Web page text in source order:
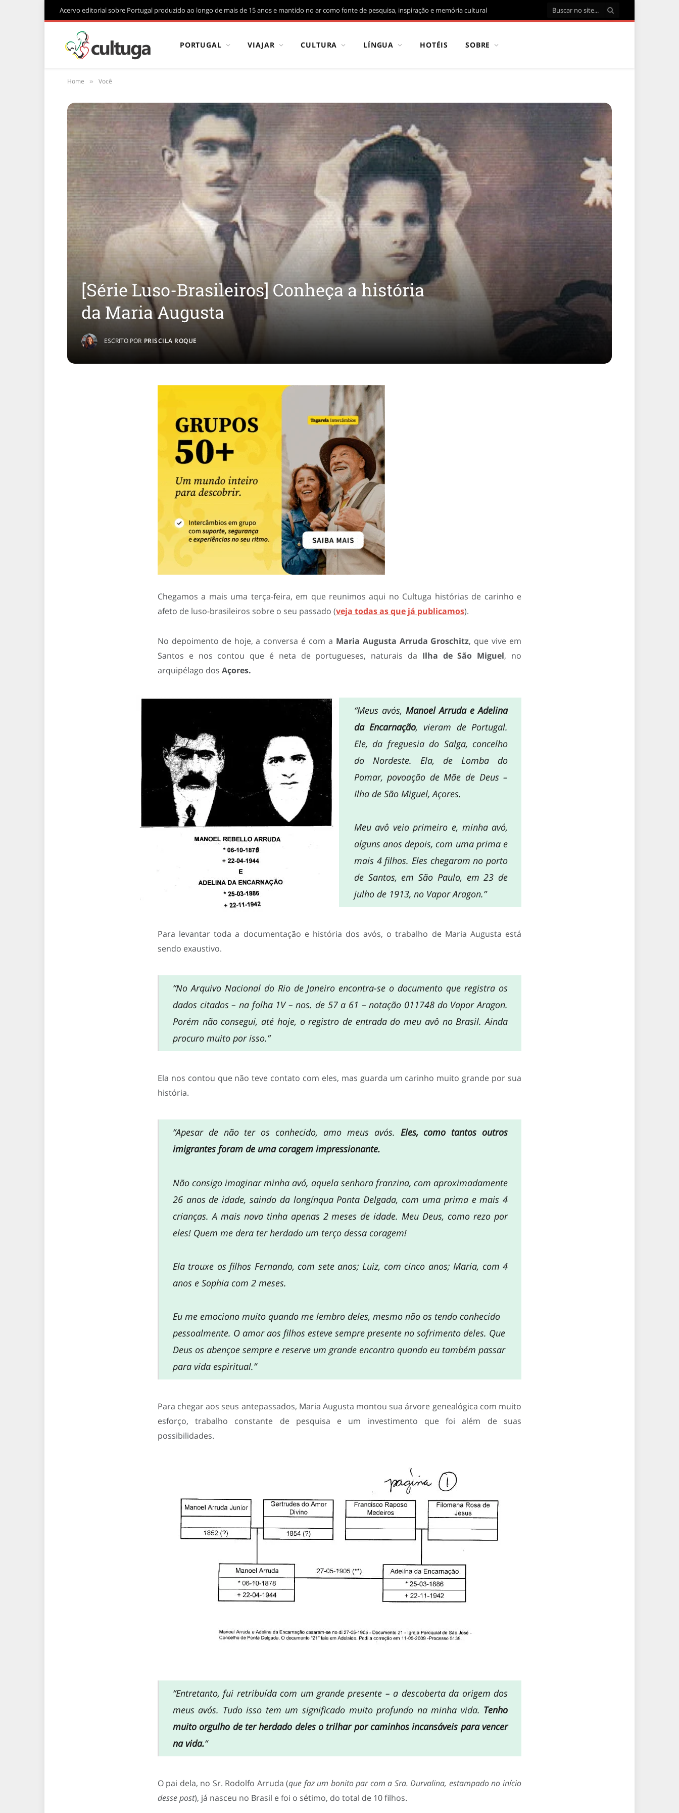
Acervo editorial sobre Portugal produzido ao longo de mais de 15 anos e mantido no ar como fonte de pesquisa, inspiração e memória cultural
PORTUGAL VIAJAR CULTURA LÍNGUA HOTÉIS SOBRE
Home » Você
[Série Luso-Brasileiros] Conheça a história
da Maria Augusta
ESCRITO POR PRISCILA ROQUE
Chegamos a mais uma terça-feira, em que reunimos aqui no Cultuga histórias de carinho e
afeto de luso-brasileiros sobre o seu passado (veja todas as que já publicamos).
No depoimento de hoje, a conversa é com a Maria Augusta Arruda Groschitz, que vive em
Santos e nos contou que é neta de portugueses, naturais da Ilha de São Miguel, no
arquipélago dos Açores.
“Meus avós, Manoel Arruda e Adelina
da Encarnação, vieram de Portugal.
Ele, da freguesia do Salga, concelho
do Nordeste. Ela, de Lomba do
Pomar, povoação de Mãe de Deus –
Ilha de São Miguel, Açores.
Meu avô veio primeiro e, minha avó,
alguns anos depois, com uma prima e
mais 4 filhos. Eles chegaram no porto
de Santos, em São Paulo, em 23 de
julho de 1913, no Vapor Aragon.”
Para levantar toda a documentação e história dos avós, o trabalho de Maria Augusta está
sendo exaustivo.
“No Arquivo Nacional do Rio de Janeiro encontra-se o documento que registra os
dados citados – na folha 1V – nos. de 57 a 61 – notação 011748 do Vapor Aragon.
Porém não consegui, até hoje, o registro de entrada do meu avô no Brasil. Ainda
procuro muito por isso.”
Ela nos contou que não teve contato com eles, mas guarda um carinho muito grande por sua
história.
“Apesar de não ter os conhecido, amo meus avós. Eles, como tantos outros
imigrantes foram de uma coragem impressionante.
Não consigo imaginar minha avó, aquela senhora franzina, com aproximadamente
26 anos de idade, saindo da longínqua Ponta Delgada, com uma prima e mais 4
crianças. A mais nova tinha apenas 2 meses de idade. Meu Deus, como rezo por
eles! Quem me dera ter herdado um terço dessa coragem!
Ela trouxe os filhos Fernando, com sete anos; Luiz, com cinco anos; Maria, com 4
anos e Sophia com 2 meses.
Eu me emociono muito quando me lembro deles, mesmo não os tendo conhecido
pessoalmente. O amor aos filhos esteve sempre presente no sofrimento deles. Que
Deus os abençoe sempre e reserve um grande encontro quando eu também passar
para vida espiritual.”
Para chegar aos seus antepassados, Maria Augusta montou sua árvore genealógica com muito
esforço, trabalho constante de pesquisa e um investimento que foi além de suas
possibilidades.
“Entretanto, fui retribuída com um grande presente – a descoberta da origem dos
meus avós. Tudo isso tem um significado muito profundo na minha vida. Tenho
muito orgulho de ter herdado deles o trilhar por caminhos incansáveis para vencer
na vida.“
O pai dela, no Sr. Rodolfo Arruda (que faz um bonito par com a Sra. Durvalina, estampado no início
desse post), já nasceu no Brasil e foi o sétimo, do total de 10 filhos.